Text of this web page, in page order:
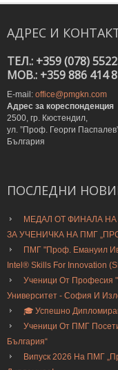
АДРЕС И
ТЕЛ.: +359 (078)
MOB.: +359 886 414
E-mail: office@pmgkn.com
Адрес за кореспонденция
2500, гр. Кюстендил,
ул. ”Проф. Георги
България
ПОСЛЕДНИ
МЕДАЛ ОТ ФИНАЛА НА
ЗА УЧЕНИЧКА НА ПМГ
ПМГ "Проф. Емануил
Intel® Skills For Innovation
Ученици От Професия
Университет - София И
🎓 Успешно
Ученици От ПМГ
България“
Випуск 2026 На ПМГ